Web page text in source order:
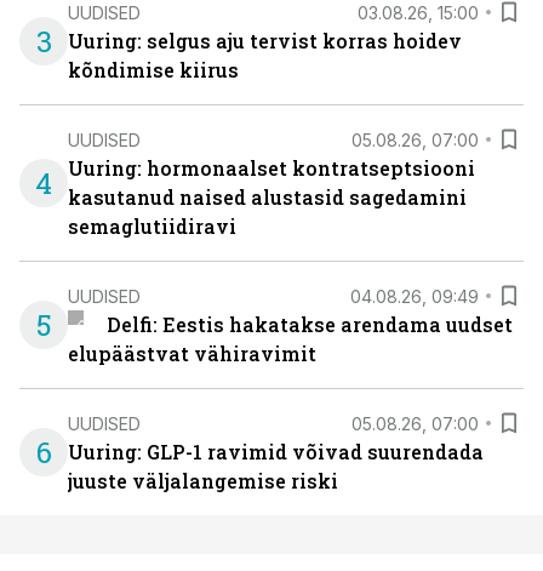
3
UUDISED 03.08.26, 15:00
Uuring: selgus aju tervist korras hoidev
kõndimise kiirus
4
UUDISED 05.08.26, 07:00
Uuring: hormonaalset kontratseptsiooni
kasutanud naised alustasid sagedamini
semaglutiidiravi
5
UUDISED 04.08.26, 09:49
Delfi: Eestis hakatakse arendama uudset
elupäästvat vähiravimit
6
UUDISED 05.08.26, 07:00
Uuring: GLP-1 ravimid võivad suurendada
juuste väljalangemise riski